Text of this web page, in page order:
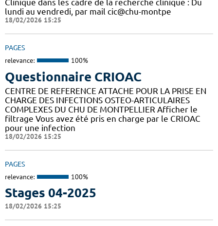
Clinique dans les cadre de la recherche clinique : Du
lundi au vendredi, par mail cic@chu-montpe
18/02/2026 15:25
PAGES
relevance: 100%
Questionnaire CRIOAC
CENTRE DE REFERENCE ATTACHE POUR LA PRISE EN
CHARGE DES INFECTIONS OSTEO-ARTICULAIRES
COMPLEXES DU CHU DE MONTPELLIER Afficher le
filtrage Vous avez été pris en charge par le CRIOAC
pour une infection
18/02/2026 15:25
PAGES
relevance: 100%
Stages 04-2025
18/02/2026 15:25